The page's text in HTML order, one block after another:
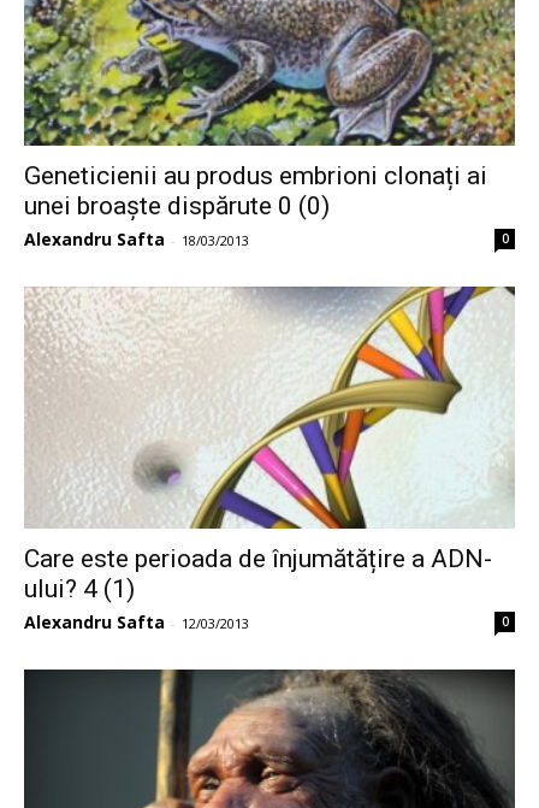
Geneticienii au produs embrioni clonați ai
unei broaște dispărute 0 (0)
Alexandru Safta - 18/03/2013 0
Care este perioada de înjumătățire a ADN-
ului? 4 (1)
Alexandru Safta - 12/03/2013 0